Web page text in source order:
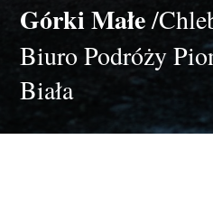
Górki Małe/
Biuro Podróży
Biała